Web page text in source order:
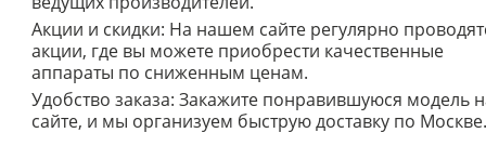
Акции и скидки: На нашем сайте регулярно
акции, где вы можете приобрести качественные
аппараты по сниженным ценам.
Удобство заказа: Закажите понравившуюся модель
сайте, и мы организуем быструю доставку по Москве.